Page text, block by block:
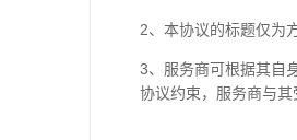
2、本协议的标题仅为
3、服务商可根据其自
协议约束，服务商与其